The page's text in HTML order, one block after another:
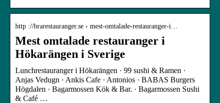
http ://brarestauranger.se › mest-omtalade-restauranger-i…
Mest omtalade restauranger i
Hökarängen i Sverige
Lunchrestauranger i Hökarängen · 99 sushi & Ramen ·
Anjas Vedugn · Ankis Cafe · Antonios · BABAS Burgers
Högdalen · Bagarmossen Kök & Bar. · Bagarmossen Sushi
& Café …